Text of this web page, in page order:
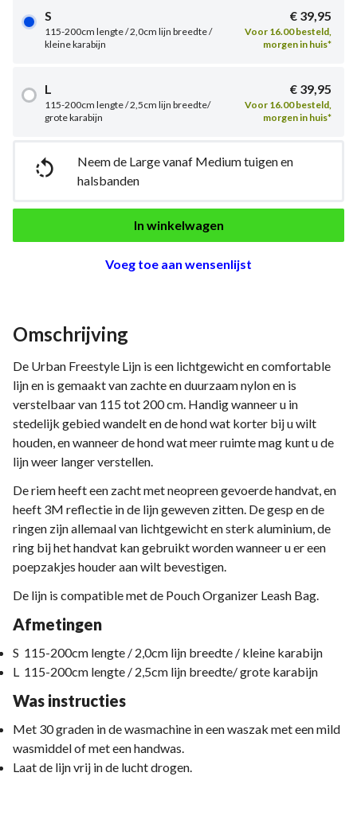
S
115-200cm lengte / 2,0cm lijn breedte /
kleine karabijn
€ 39,95
Voor 16.00 besteld,
morgen in huis*
L
115-200cm lengte / 2,5cm lijn breedte/
grote karabijn
€ 39,95
Voor 16.00 besteld,
morgen in huis*

Neem de Large vanaf Medium tuigen en
halsbanden
In winkelwagen
Voeg toe aan wensenlijst
Omschrijving
De Urban Freestyle Lijn is een lichtgewicht en comfortable
lijn en is gemaakt van zachte en duurzaam nylon en is
verstelbaar van 115 tot 200 cm. Handig wanneer u in
stedelijk gebied wandelt en de hond wat korter bij u wilt
houden, en wanneer de hond wat meer ruimte mag kunt u de
lijn weer langer verstellen.
De riem heeft een zacht met neopreen gevoerde handvat, en
heeft 3M reflectie in de lijn geweven zitten. De gesp en de
ringen zijn allemaal van lichtgewicht en sterk aluminium, de
ring bij het handvat kan gebruikt worden wanneer u er een
poepzakjes houder aan wilt bevestigen.
De lijn is compatible met de Pouch Organizer Leash Bag.
Afmetingen
S 115-200cm lengte / 2,0cm lijn breedte / kleine karabijn
L 115-200cm lengte / 2,5cm lijn breedte/ grote karabijn
Was instructies
Met 30 graden in de wasmachine in een waszak met een mild
wasmiddel of met een handwas.
Laat de lijn vrij in de lucht drogen.